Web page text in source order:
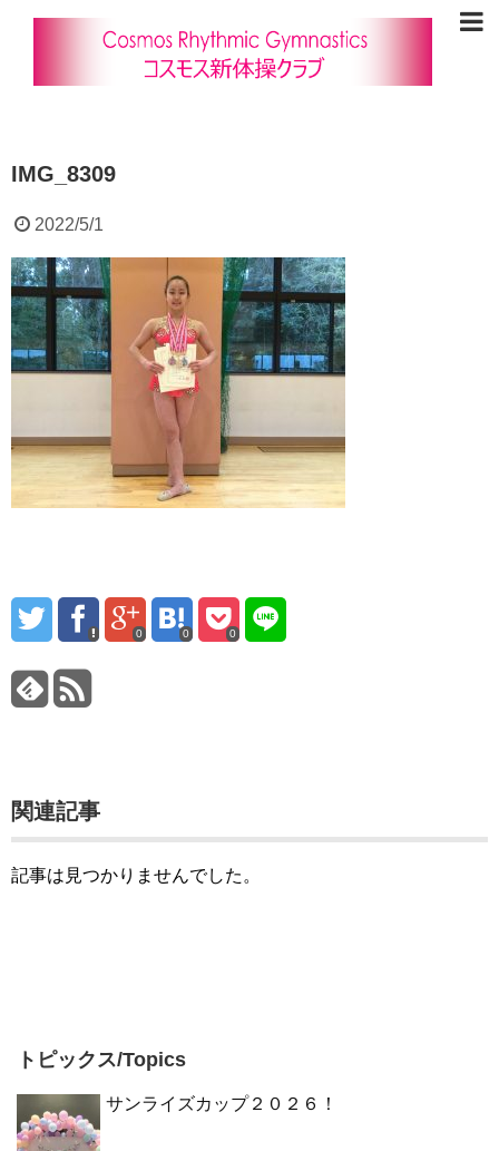
IMG_8309
2022/5/1
0 0 0
関連記事
記事は見つかりませんでした。
トピックス/Topics
サンライズカップ２０２６！